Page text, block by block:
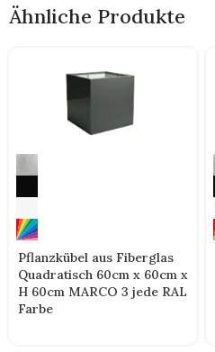
Ähnliche Produkte
Pflanzkübel aus Fiberglas
Quadratisch 60cm x 60cm x
H 60cm MARCO 3 jede RAL
Farbe